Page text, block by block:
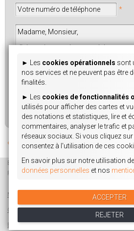
*
*: champs obligatoires
« Retour à la liste des annonces
BUREAUXONLINE PARISVENTE
LAMIRAND
PARISESTIMATION GESTION LOCATIVE
Mentions Légales Mon dossier
Gestion des cookies Médiation de la
Estimer mon appart Carte des loyers
► Les cookies opérationnels sont
nos services et ne peuvent pas être
finalités.
► Les cookies de fonctionnalités
utilisés pour afficher des cartes et
des notations et statistiques, lire et
commentaires, analyser le trafic et
réseaux sociaux. Si vous cliquez sur
consentez à l'utilisation de ces
En savoir plus sur notre utilisation
données personnelles et nos
ACCEPTER
REJETER